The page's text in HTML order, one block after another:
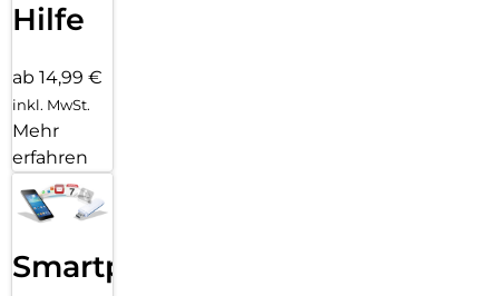
Hilfe
ab 14,99 €
inkl. MwSt.
Mehr
erfahren
Smartphone